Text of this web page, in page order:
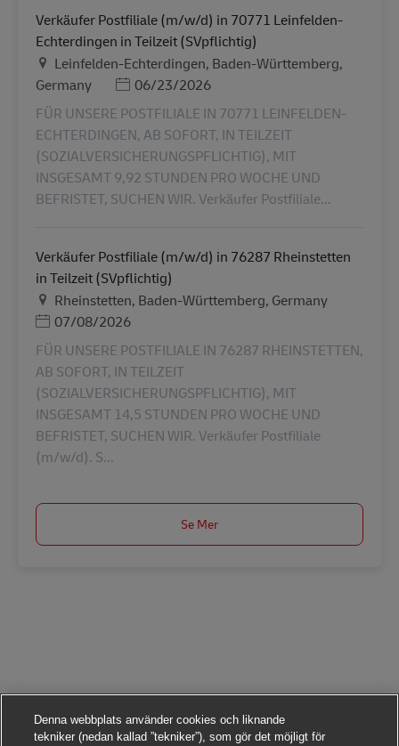
Verkäufer Postfiliale (m/w/d) in 70771 Leinfelden-
Echterdingen in Teilzeit (SVpflichtig)
PlatsLeinfelden-Echterdingen, Baden-Württemberg,
Germany
Posted Date
06/23/2026
FÜR UNSERE POSTFILIALE IN 70771 LEINFELDEN-
ECHTERDINGEN, AB SOFORT, IN TEILZEIT
(SOZIALVERSICHERUNGSPFLICHTIG), MIT
INSGESAMT 9,92 STUNDEN PRO WOCHE UND
BEFRISTET, SUCHEN WIR. Verkäufer Postfiliale...
Verkäufer Postfiliale (m/w/d) in 76287 Rheinstetten
in Teilzeit (SVpflichtig)
PlatsRheinstetten, Baden-Württemberg, Germany
Posted Date
07/08/2026
FÜR UNSERE POSTFILIALE IN 76287 RHEINSTETTEN,
AB SOFORT, IN TEILZEIT
(SOZIALVERSICHERUNGSPFLICHTIG), MIT
INSGESAMT 14,5 STUNDEN PRO WOCHE UND
BEFRISTET, SUCHEN WIR. Verkäufer Postfiliale
(m/w/d). S...
Se Mer
Denna webbplats använder cookies och liknande
tekniker (nedan kallad ”tekniker”), som gör det möjligt för